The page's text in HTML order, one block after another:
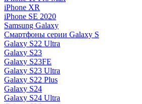
iPhone XR
iPhone SE 2020
Samsung Galaxy
Смартфоны серии Galaxy S
Galaxy S22 Ultra
Galaxy S23
Galaxy S23FE
Galaxy S23 Ultra
Galaxy S22 Plus
Galaxy S24
Galaxy S24 Ultra